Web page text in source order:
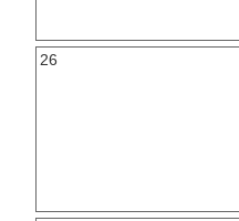
26